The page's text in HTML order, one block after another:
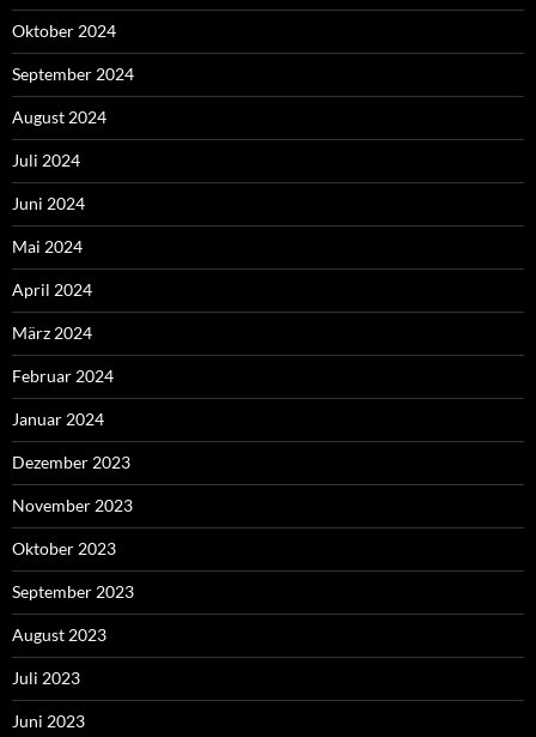
Oktober 2024
September 2024
August 2024
Juli 2024
Juni 2024
Mai 2024
April 2024
März 2024
Februar 2024
Januar 2024
Dezember 2023
November 2023
Oktober 2023
September 2023
August 2023
Juli 2023
Juni 2023